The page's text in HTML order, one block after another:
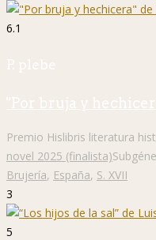
6.1
P. plebe
"Por bruja y
Premio Hislibris literatura
novel 2025 (finalista)
Brujería, España, S. XVII
3
5